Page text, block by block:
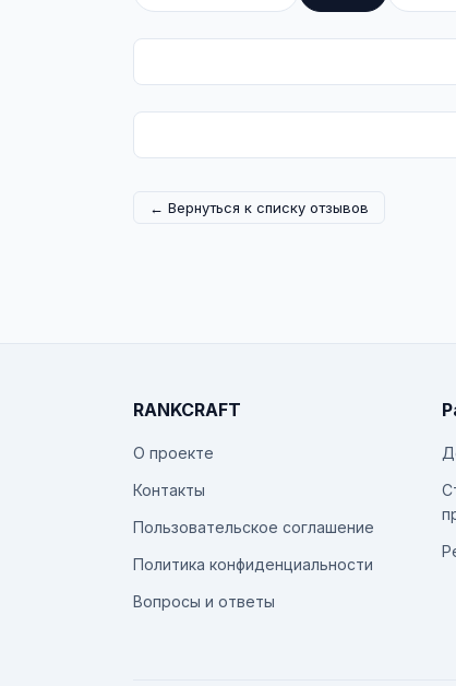
← Вернуться к списку отзывов
RANKCRAFT
О проекте
Контакты
Пользовательское соглашение
Политика конфиденциальности
Вопросы и ответы